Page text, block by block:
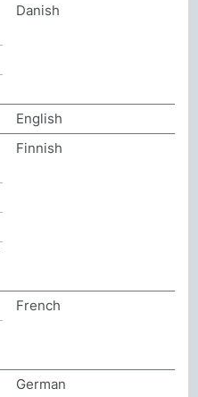
Danish
English
Finnish
French
German